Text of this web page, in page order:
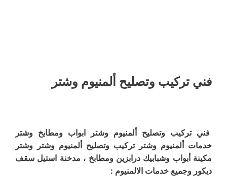
فني تركيب وتصليح ألمنيوم وشتر
فني تركيب وتصليح ألمنيوم وشتر ابواب ومطابخ وشتر
خدمات ألمنيوم وشتر تركيب وتصليح ألمنيوم وشتر وشتر
مكينة أبواب وشبابيك درابزين ومطابخ ، مدخنة استيل سقف
ديكور وجميع خدمات الالمنيوم :